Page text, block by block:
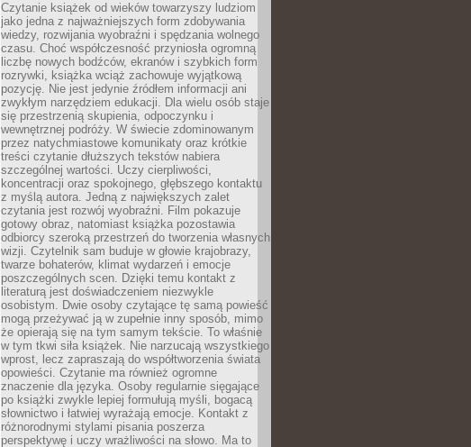
Czytanie książek od wieków towarzyszy ludziom
jako jedna z najważniejszych form zdobywania
wiedzy, rozwijania wyobraźni i spędzania wolnego
czasu. Choć współczesność przyniosła ogromną
liczbę nowych bodźców, ekranów i szybkich form
rozrywki, książka wciąż zachowuje wyjątkową
pozycję. Nie jest jedynie źródłem informacji ani
zwykłym narzędziem edukacji. Dla wielu osób staje
się przestrzenią skupienia, odpoczynku i
wewnętrznej podróży. W świecie zdominowanym
przez natychmiastowe komunikaty oraz krótkie
treści czytanie dłuższych tekstów nabiera
szczególnej wartości. Uczy cierpliwości,
koncentracji oraz spokojnego, głębszego kontaktu
z myślą autora. Jedną z największych zalet
czytania jest rozwój wyobraźni. Film pokazuje
gotowy obraz, natomiast książka pozostawia
odbiorcy szeroką przestrzeń do tworzenia własnych
wizji. Czytelnik sam buduje w głowie krajobrazy,
twarze bohaterów, klimat wydarzeń i emocje
poszczególnych scen. Dzięki temu kontakt z
literaturą jest doświadczeniem niezwykle
osobistym. Dwie osoby czytające tę samą powieść
mogą przeżywać ją w zupełnie inny sposób, mimo
że opierają się na tym samym tekście. To właśnie
w tym tkwi siła książek. Nie narzucają wszystkiego
wprost, lecz zapraszają do współtworzenia świata
opowieści. Czytanie ma również ogromne
znaczenie dla języka. Osoby regularnie sięgające
po książki zwykle lepiej formułują myśli, bogacą
słownictwo i łatwiej wyrażają emocje. Kontakt z
różnorodnymi stylami pisania poszerza
perspektywę i uczy wrażliwości na słowo. Ma to